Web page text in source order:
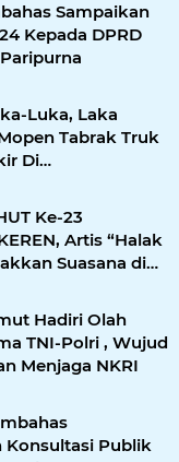
Sampaikan
Kepada DPRD
Luka, Laka
Tabrak Truk
Di
Ke-23
Artis “Halak
Suasana di
Hadiri Olah
TNI-Polri , Wujud
Menjaga NKRI
Konsultasi Publik